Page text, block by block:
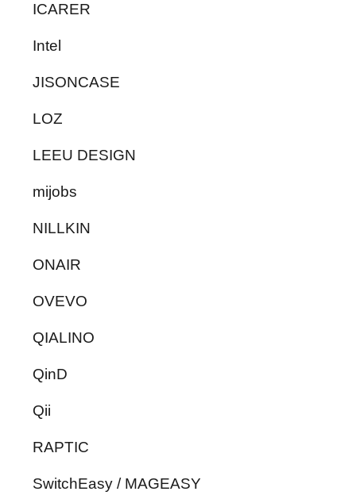
ICARER
Intel
JISONCASE
LOZ
LEEU DESIGN
mijobs
NILLKIN
ONAIR
OVEVO
QIALINO
QinD
Qii
RAPTIC
SwitchEasy / MAGEASY